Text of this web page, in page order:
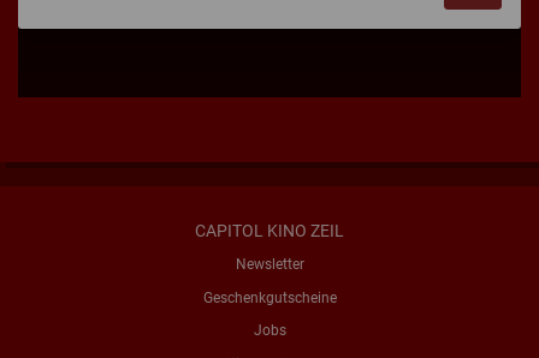
CAPITOL KINO ZEIL
Newsletter
Geschenkgutscheine
Jobs